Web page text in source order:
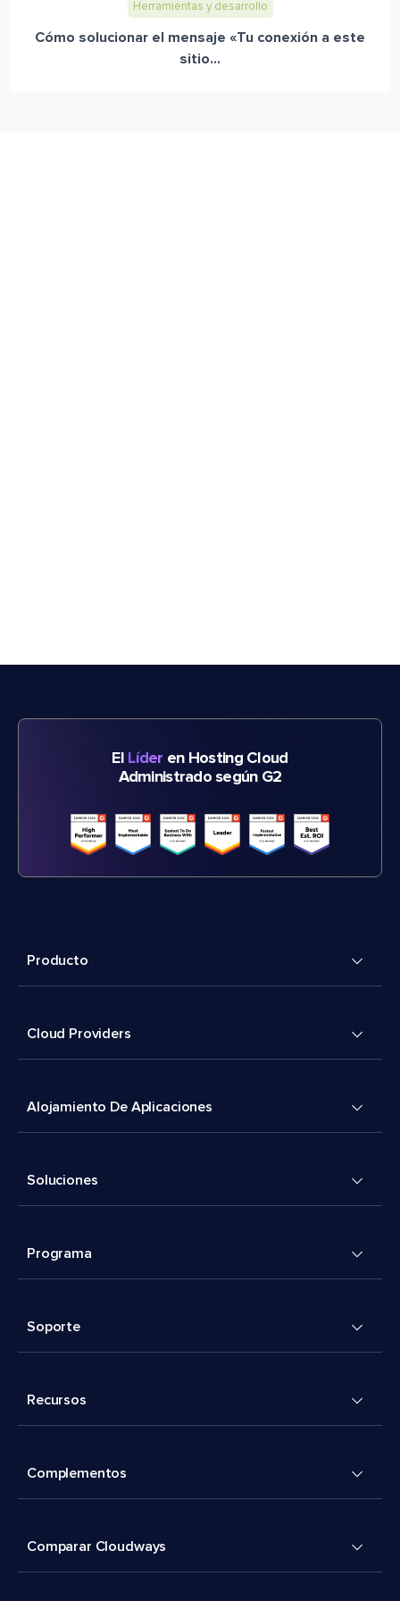
Herramientas y desarrollo
Cómo solucionar el mensaje «Tu conexión a este
sitio...
El Líder en Hosting Cloud
Administrado según G2
Producto
Cloud Providers
Alojamiento De Aplicaciones
Soluciones
Programa
Soporte
Recursos
Complementos
Comparar Cloudways